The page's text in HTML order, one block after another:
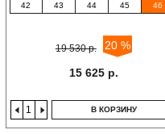
42 43 44 45 46
19 530 р. 20 %
15 625 р.
В КОРЗИНУ